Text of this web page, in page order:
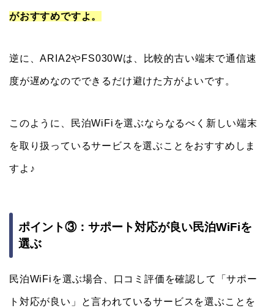
がおすすめですよ。
逆に、ARIA2やFS030Wは、比較的古い端末で通信速
度が遅めなのでできるだけ避けた方がよいです。
このように、民泊WiFiを選ぶならなるべく新しい端末
を取り扱っているサービスを選ぶことをおすすめしま
すよ♪
ポイント③：サポート対応が良い民泊WiFiを
選ぶ
民泊WiFiを選ぶ場合、口コミ評価を確認して「サポー
ト対応が良い」と言われているサービスを選ぶことを